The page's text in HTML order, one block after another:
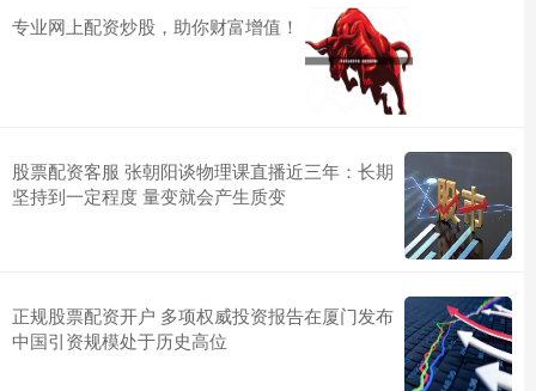
专业网上配资炒股，助你财富增值！
股票配资客服 张朝阳谈物理课直播近三年：长期
坚持到一定程度 量变就会产生质变
正规股票配资开户 多项权威投资报告在厦门发布
中国引资规模处于历史高位